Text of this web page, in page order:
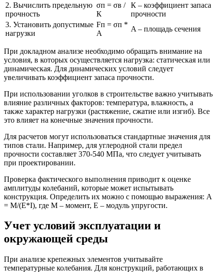
2. Вычислить предельную
прочность
σп = σв /
К
К – коэффициент запаса
прочности
3. Установить допустимые
нагрузки
Fп = σп *
A
A – площадь сечения
При докладном анализе необходимо обращать внимание на
условия, в которых осуществляется нагрузка: статическая или
динамическая. Для динамических условий следует
увеличивать коэффициент запаса прочности.
При использовании уголков в строительстве важно учитывать
влияние различных факторов: температура, влажность, а
также характер нагрузки (растяжение, сжатие или изгиб). Все
это влияет на конечные значения прочности.
Для расчетов могут использоваться стандартные значения для
типов стали. Например, для углеродной стали предел
прочности составляет 370-540 МПа, что следует учитывать
при проектировании.
Проверка фактического выполнения приводит к оценке
амплитуды колебаний, которые может испытывать
конструкция. Определить их можно с помощью выражения: A
= M/(E*I), где M – момент, E – модуль упругости.
Учет условий эксплуатации и
окружающей среды
При анализе крепежных элементов учитывайте
температурные колебания. Для конструкций, работающих в